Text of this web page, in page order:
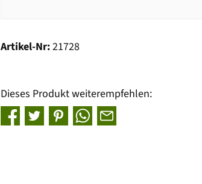
Artikel-Nr:21728
Dieses Produkt weiterempfehlen: